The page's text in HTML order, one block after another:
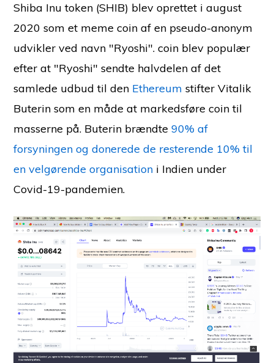
Shiba Inu token (SHIB) blev oprettet i august
2020 som et meme coin af en pseudo-anonym
udvikler ved navn "Ryoshi". coin blev populær
efter at "Ryoshi" sendte halvdelen af det
samlede udbud til den Ethereum stifter Vitalik
Buterin som en måde at markedsføre coin til
masserne på. Buterin brændte90% af
forsyningen og donerede de resterende 10% til
en velgørende organisation i Indien under
Covid-19-pandemien.